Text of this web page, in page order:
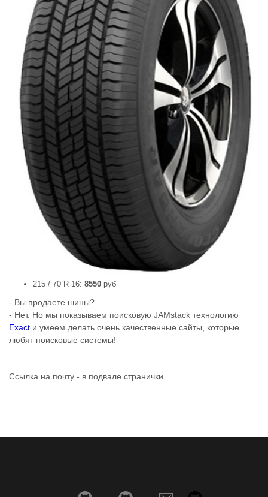
215 / 70 R 16: 8550 руб
- Вы продаете шины?
- Нет. Но мы показываем поисковую JAMstack технологию
Exact и умеем делать очень качественные сайты, которые
любят поисковые системы!
Ссылка на почту - в подвале странички.